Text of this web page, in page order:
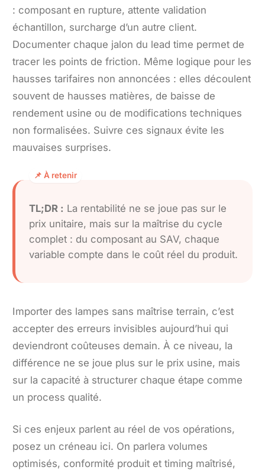
: composant en rupture, attente validation
échantillon, surcharge d’un autre client.
Documenter chaque jalon du lead time permet de
tracer les points de friction. Même logique pour les
hausses tarifaires non annoncées : elles découlent
souvent de hausses matières, de baisse de
rendement usine ou de modifications techniques
non formalisées. Suivre ces signaux évite les
mauvaises surprises.
TL;DR : La rentabilité ne se joue pas sur le
prix unitaire, mais sur la maîtrise du cycle
complet : du composant au SAV, chaque
variable compte dans le coût réel du produit.
Importer des lampes sans maîtrise terrain, c’est
accepter des erreurs invisibles aujourd’hui qui
deviendront coûteuses demain. À ce niveau, la
différence ne se joue plus sur le prix usine, mais
sur la capacité à structurer chaque étape comme
un process qualité.
Si ces enjeux parlent au réel de vos opérations,
posez un créneau ici. On parlera volumes
optimisés, conformité produit et timing maîtrisé,